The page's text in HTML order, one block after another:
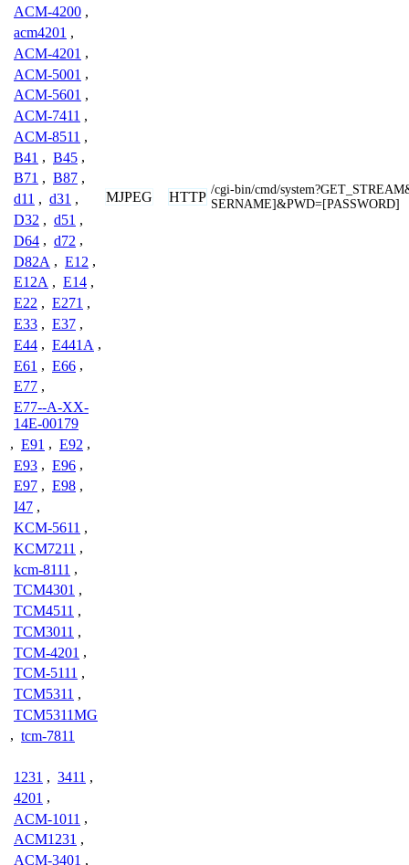
ACM-4200 ,
acm4201 ,
ACM-4201 ,
ACM-5001 ,
ACM-5601 ,
ACM-7411 ,
ACM-8511 ,
B41 , B45 ,
B71 , B87 ,
d11 , d31 ,
D32 , d51 ,
D64 , d72 ,
D82A , E12 ,
E12A , E14 ,
E22 , E271 ,
E33 , E37 ,
E44 , E441A ,
E61 , E66 ,
E77 ,
E77--A-XX-
14E-00179
, E91 , E92 ,
E93 , E96 ,
E97 , E98 ,
I47 ,
KCM-5611 ,
KCM7211 ,
kcm-8111 ,
TCM4301 ,
TCM4511 ,
TCM3011 ,
TCM-4201 ,
TCM-5111 ,
TCM5311 ,
TCM5311MG
, tcm-7811
MJPEG HTTP /cgi-bin/cmd/
SERNAME]&PWD=[PASSWORD]
1231 , 3411 ,
4201 ,
ACM-1011 ,
ACM1231 ,
ACM-3401 ,